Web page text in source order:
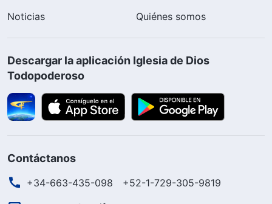
Noticias
Quiénes somos
Descargar la aplicación Iglesia de Dios
Todopoderoso
Contáctanos
+34-663-435-098
+52-1-729-305-9819